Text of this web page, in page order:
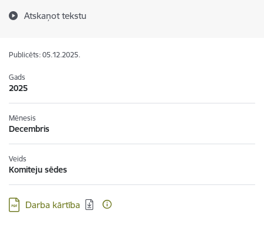
Atskaņot tekstu
Publicēts: 05.12.2025.
Gads
2025
Mēnesis
Decembris
Veids
Komiteju sēdes
Lejupielādēt:
Darba kārtība